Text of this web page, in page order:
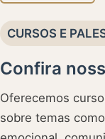
CURSOS E
Confira
Oferecemos
sobre temas